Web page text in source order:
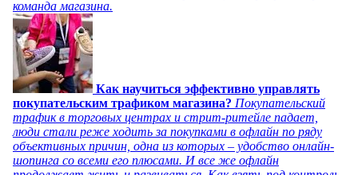
команда магазина.
Как научиться эффективно управлять
покупательским трафиком магазина? Покупательский
трафик в торговых центрах и стрит-ритейле падает,
люди стали реже ходить за покупками в офлайн по ряду
объективных причин, одна из которых – удобство онлайн-
шопинга со всеми его плюсами. И все же офлайн